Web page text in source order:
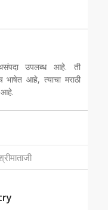
उपलब्ध आहे. ती
आहे, त्याचा मराठी
आहे.